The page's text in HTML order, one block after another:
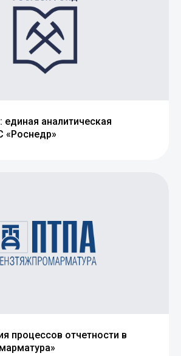
аналитическая
«Роснедр»
процессов отчетности в